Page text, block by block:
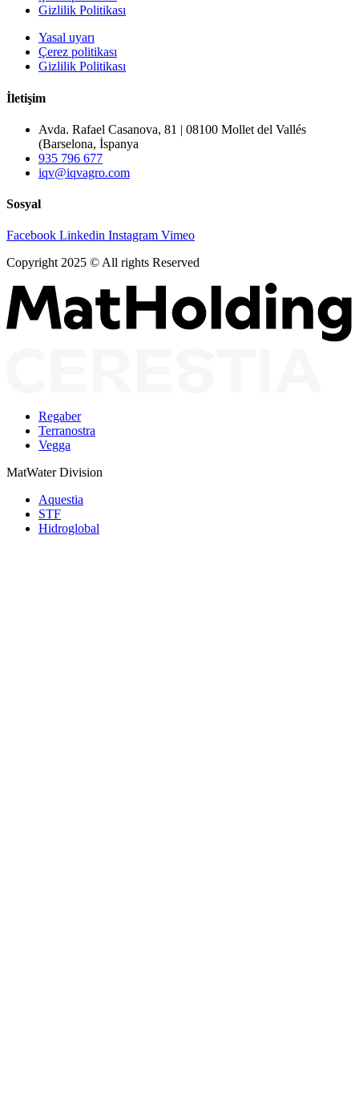
Gizlilik Politikası
Yasal uyarı
Çerez politikası
Gizlilik Politikası
İletişim
Avda. Rafael Casanova, 81 | 08100 Mollet del Vallés
(Barselona, İspanya
935 796 677
iqv@iqvagro.com
Sosyal
Facebook Linkedin Instagram Vimeo
Copyright 2025 © All rights Reserved
Regaber
Terranostra
Vegga
MatWater Division
Aquestia
STF
Hidroglobal